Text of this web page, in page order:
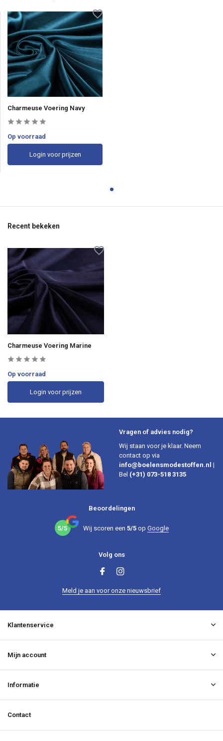
Charmeuse Voering Navy
Op voorraad
Login voor prijzen
Recent bekeken
Charmeuse Voering Marine
Op voorraad
Login voor prijzen
Vragen of advies nodig?
Wij staan voor je klaar. Neem
contact op via
info@boelensmodestoffen.nl |
Bel (+31) 073-518 3135
Beoordelingen
5/5 Wij scoren een 5/5op Google
Volg ons
Meld je aan voor onze nieuwsbrief
Klantenservice
Mijn account
Informatie
Contact